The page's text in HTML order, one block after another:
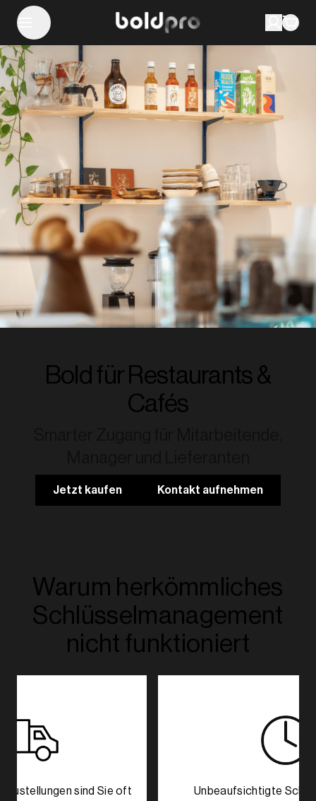
Bold für Restaurants &
Cafés
Jetzt kaufen Kontakt aufnehmen
Warum herkömmliches
Schlüsselmanagement
nicht funktioniert
Zustellungen sind Sie oft
Unbeaufsichtigte